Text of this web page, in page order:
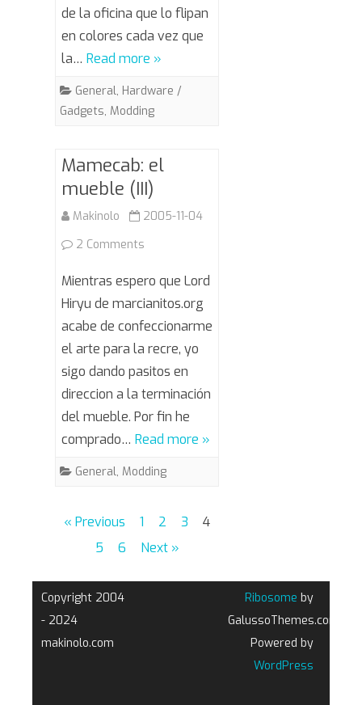
de la oficina que lo flipan
en colores cada vez que
la… Read more »
General, Hardware /
Gadgets, Modding
Mamecab: el
mueble (III)
Makinolo
2005-11-04
2 Comments
Mamecab:
el
mueble
(III)
Mientras espero que Lord
Hiryu de marcianitos.org
acabe de confeccionarme
el arte para la recre, yo
sigo dando pasitos en
direccion a la terminación
del mueble. Por fin he
comprado… Read more »
General, Modding
Posts
pagination
« Previous 1 2 3
4
5
6 Next »
Copyright 2004
- 2024
makinolo.com
Ribosome by
GalussoThemes.com
Powered by
WordPress